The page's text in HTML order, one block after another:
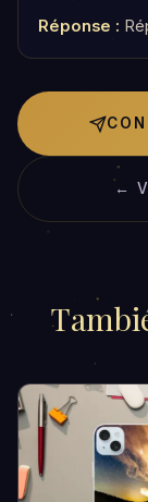
Réponse :
←